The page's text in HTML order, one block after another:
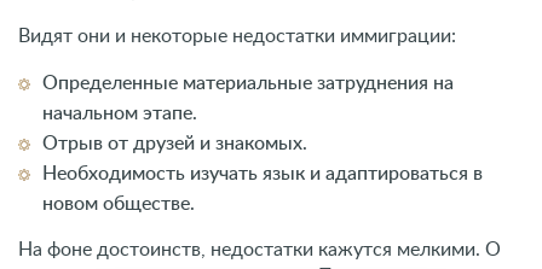
Видят они и некоторые недостатки иммиграции:
Определенные материальные затруднения на
начальном этапе.
Отрыв от друзей и знакомых.
Необходимость изучать язык и адаптироваться в
новом обществе.
На фоне достоинств, недостатки кажутся мелкими. О